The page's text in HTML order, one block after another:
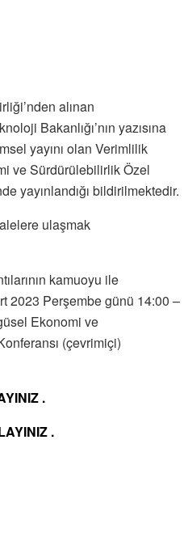
alınan
Bakanlığı’nın yazısına
yayını olan Verimlilik
ve Sürdürülebilirlik Özel
yayınlandığı bildirilmektedir.
ulaşmak
kamuoyu ile
2023 Perşembe günü 14:00 –
Ekonomi ve
(çevrimiçi)
.
.